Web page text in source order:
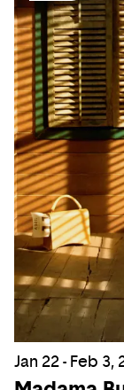
Jan 22 - Feb 3,